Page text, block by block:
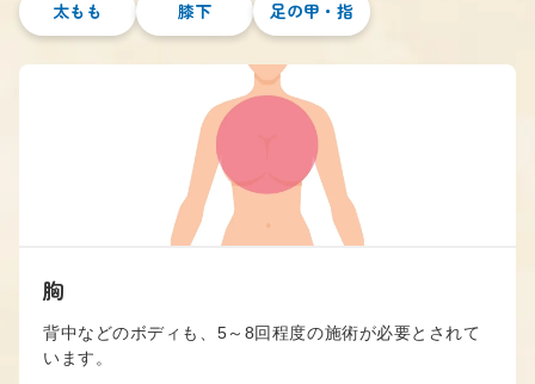
太もも 膝下 足の甲・指
胸
背中などのボディも、5～8回程度の施術が必要とされて
います。